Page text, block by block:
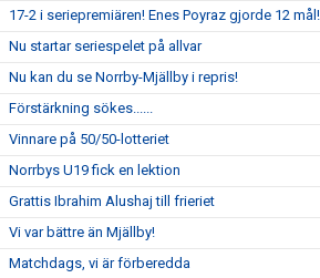
17-2 i seriepremiären! Enes Poyraz gjorde 12 mål!
Nu startar seriespelet på allvar
Nu kan du se Norrby-Mjällby i repris!
Förstärkning sökes......
Vinnare på 50/50-lotteriet
Norrbys U19 fick en lektion
Grattis Ibrahim Alushaj till frieriet
Vi var bättre än Mjällby!
Matchdags, vi är förberedda